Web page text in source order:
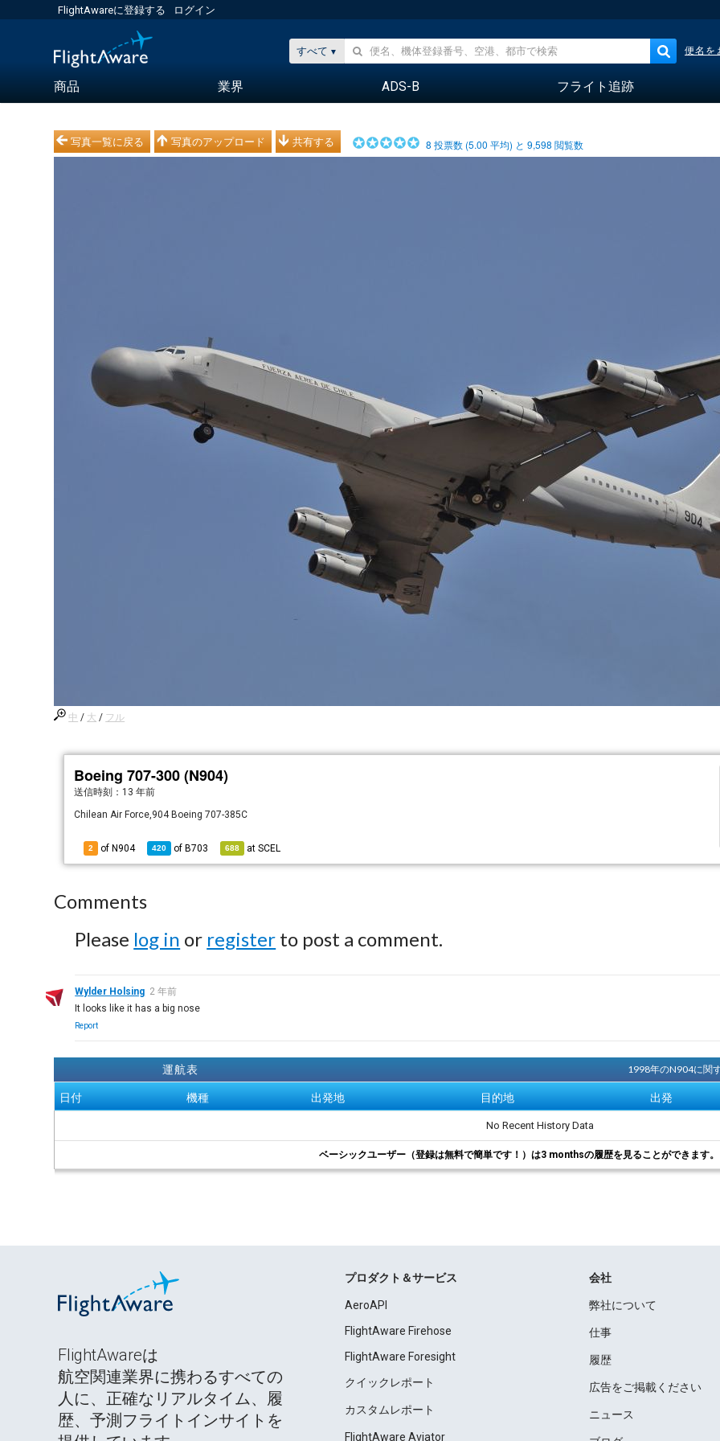
FlightAwareに登録する ログイン
すべて 便名を
商品 業界 ADS-B フライト追跡
写真一覧に戻る 写真のアップロード 共有する 8 投票数 (5.00 平均) と9,598 閲覧数
中 / 大 / フル
Boeing 707-300 (N904)
送信時刻： 13 年前
Chilean Air Force,904 Boeing 707-385C
2 of N904 420 of B703 688 atSCEL
Comments
Please log in or register to post a comment.
Wylder Holsing 2 年前
It looks like it has a big nose
Report
運航表 1998年のN904に関
日付 機種 出発地 目的地 出発
No Recent History Data
ベーシックユーザー（登録は無料で簡単です！）は3 monthsの履歴を見ることができます
FlightAwareは
航空関連業界に携わるすべての
人に、正確なリアルタイム、履
歴、予測フライトインサイトを
プロダクト＆サービス
AeroAPI
FlightAware Firehose
FlightAware Foresight
クイックレポート
カスタムレポート
FlightAware Aviator
会社
弊社について
仕事
履歴
広告をご掲載ください
ニュース